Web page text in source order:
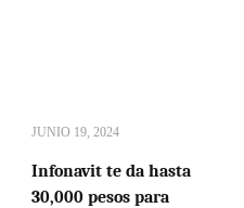
JUNIO 19, 2024
Infonavit te da hasta
30,000 pesos para